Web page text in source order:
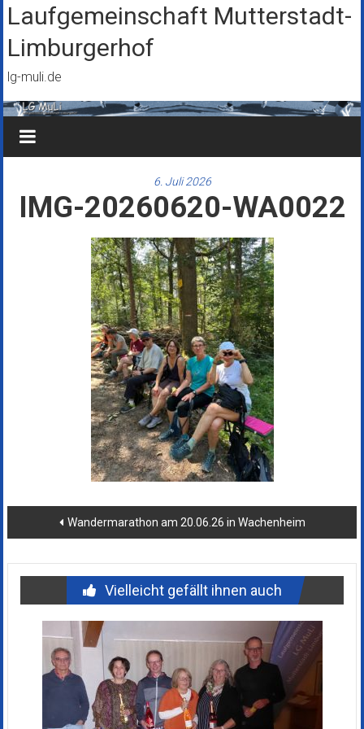
Zum
Inhalt
springen
Laufgemeinschaft Mutterstadt-
Limburgerhof
lg-muli.de
6. Juli 2026
IMG-20260620-WA0022
Beitragsnavigation
Wandermarathon am 20.06.26 in Wachenheim
Vielleicht gefällt ihnen auch